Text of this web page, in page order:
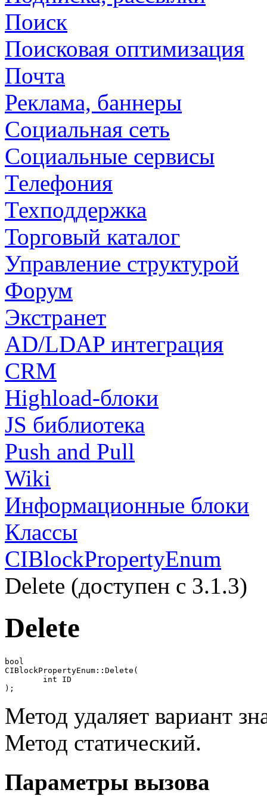
Поиск
Поисковая оптимизация
Почта
Реклама, баннеры
Социальная сеть
Социальные сервисы
Телефония
Техподдержка
Торговый каталог
Управление структурой
Форум
Экстранет
AD/LDAP интеграция
CRM
Highload-блоки
JS библиотека
Push and Pull
Wiki
Информационные блоки
Классы
CIBlockPropertyEnum
Delete (доступен с 3.1.3)
Delete
bool
CIBlockPropertyEnum::Delete(
);
Метод удаляет вариант
Метод статический.
Параметры вызова